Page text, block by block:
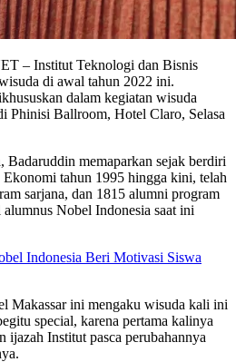
– Institut Teknologi dan Bisnis
di awal tahun 2022 ini.
dalam kegiatan wisuda
Phinisi Ballroom, Hotel Claro, Selasa
memaparkan sejak berdiri
tahun 1995 hingga kini, telah
sarjana, dan 1815 alumni program
alumnus Nobel Indonesia saat ini
Indonesia Beri Motivasi Siswa
Makassar ini mengaku wisuda kali ini
special, karena pertama kalinya
ijazah Institut pasca perubahannya